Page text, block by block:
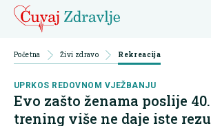
Početna Živi zdravo Rekreacija
UPRKOS REDOVNOM VJEŽBANJU
Evo zašto ženama poslije
trening više ne daje iste